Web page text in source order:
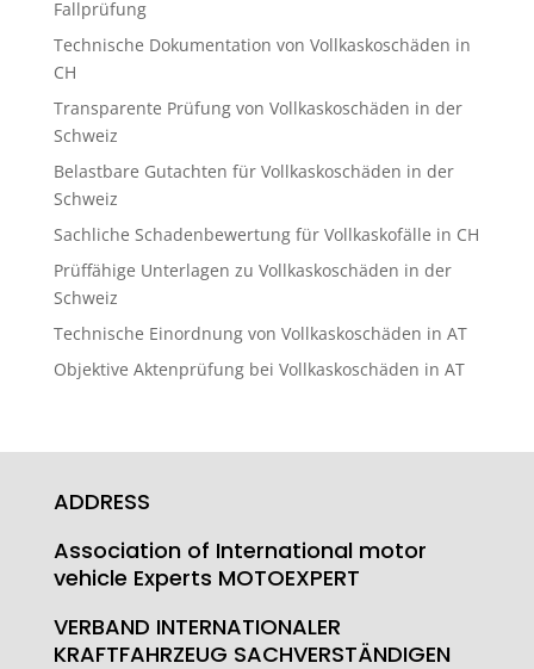
Fallprüfung
Technische Dokumentation von Vollkaskoschäden in
CH
Transparente Prüfung von Vollkaskoschäden in der
Schweiz
Belastbare Gutachten für Vollkaskoschäden in der
Schweiz
Sachliche Schadenbewertung für Vollkaskofälle in CH
Prüffähige Unterlagen zu Vollkaskoschäden in der
Schweiz
Technische Einordnung von Vollkaskoschäden in AT
Objektive Aktenprüfung bei Vollkaskoschäden in AT
ADDRESS
Association of International motor
vehicle Experts MOTOEXPERT
VERBAND INTERNATIONALER
KRAFTFAHRZEUG SACHVERSTÄNDIGEN